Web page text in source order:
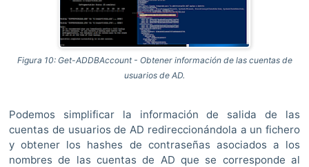
Figura 10: Get-ADDBAccount - Obtener información de las cuentas de
usuarios de AD.
Podemos simplificar la información de salida de las
cuentas de usuarios de AD redireccionándola a un fichero
y obtener los hashes de contraseñas asociados a los
nombres de las cuentas de AD que se corresponde al